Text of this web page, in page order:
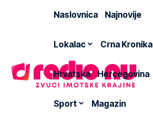
Naslovnica Najnovije
Lokalac Crna Kronika
Hrvatska Hercegovina
Sport Magazin